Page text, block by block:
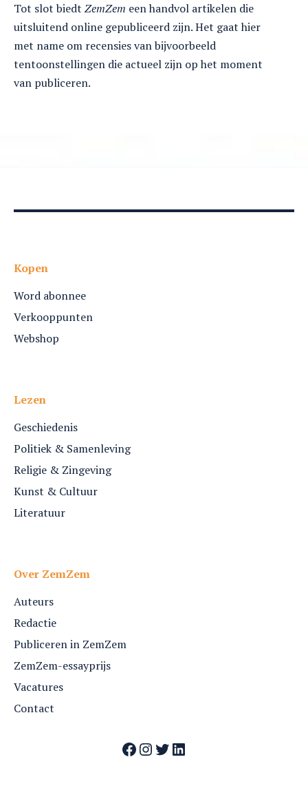
Tot slot biedt ZemZem een handvol artikelen die
uitsluitend online gepubliceerd zijn. Het gaat hier
met name om recensies van bijvoorbeeld
tentoonstellingen die actueel zijn op het moment
van publiceren.
Kopen
Word abonnee
Verkooppunten
Webshop
Lezen
Geschiedenis
Politiek & Samenleving
Religie & Zingeving
Kunst & Cultuur
Literatuur
Over ZemZem
Auteurs
Redactie
Publiceren in ZemZem
ZemZem-essayprijs
Vacatures
Contact
Facebook
Instagram
Twitter
LinkedIn